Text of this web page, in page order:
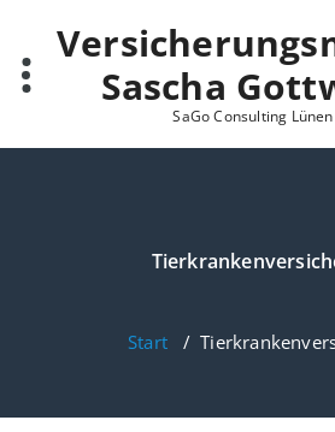
springen
Sascha
SaGo Consulting Lünen
Start /